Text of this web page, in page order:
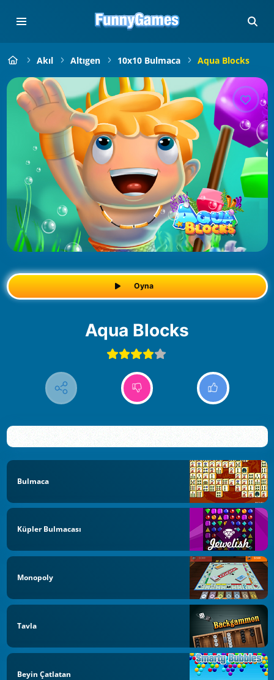
Akıl Altıgen 10x10 Bulmaca Aqua Blocks
Oyna
Aqua Blocks
Bulmaca
Küpler Bulmacası
Monopoly
Tavla
Beyin Çatlatan